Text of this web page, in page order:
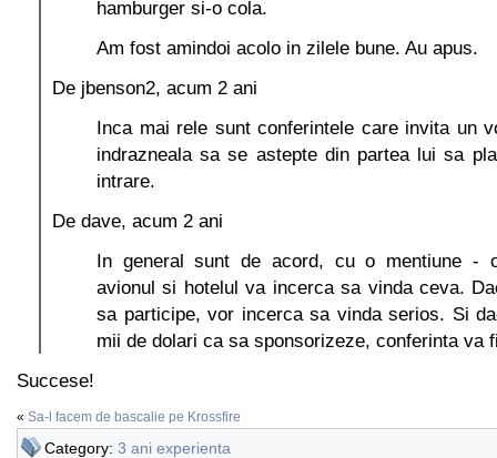
hamburger si-o cola.
Am fost amindoi acolo in zilele bune. Au apus.
De jbenson2, acum 2 ani
Inca mai rele sunt conferintele care invita un
indrazneala sa se astepte din partea lui sa
intrare.
De dave, acum 2 ani
In general sunt de acord, cu o mentiune -
avionul si hotelul va incerca sa vinda ceva.
sa participe, vor incerca sa vinda serios. Si
mii de dolari ca sa sponsorizeze, conferinta va
Succese!
« Sa-l facem de bascalie pe Krossfire
Category: 3 ani experienta